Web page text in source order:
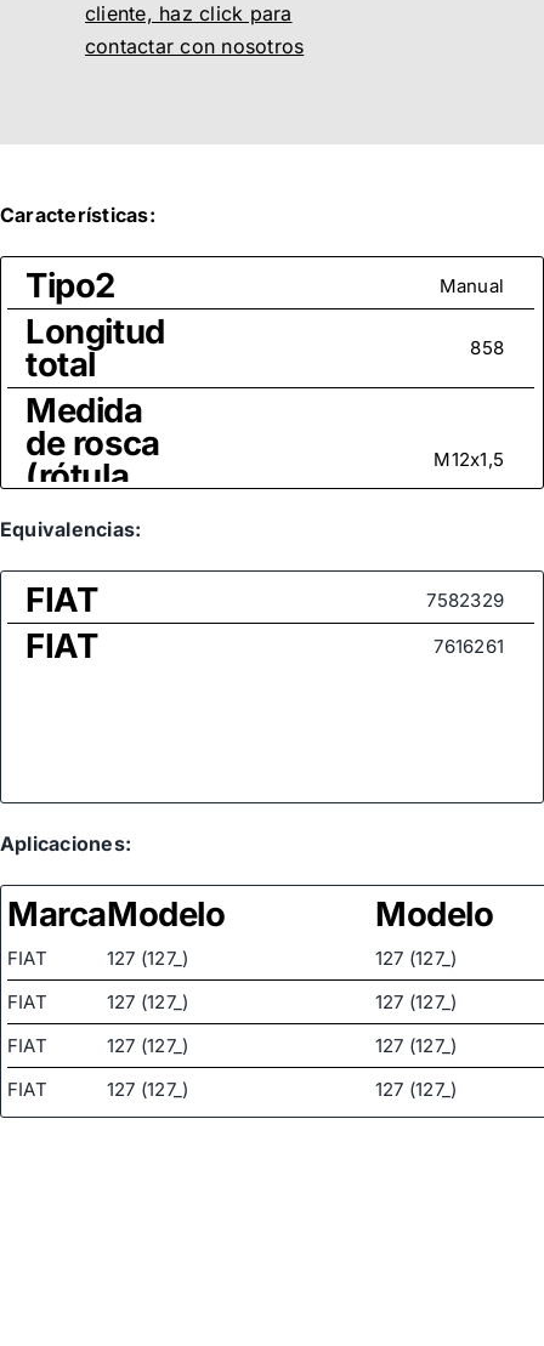
cliente, haz click para
contactar con nosotros
Características:
Tipo2 Manual
Longitud
total 858
Medida
de rosca
(rótula M12x1,5
Equivalencias:
FIAT 7582329
FIAT 7616261
Aplicaciones:
MarcaModelo Modelo
FIAT 127 (127_)
127 (127_)
FIAT
127 (127_)
127 (127_)
FIAT
127 (127_)
127 (127_)
FIAT
127 (127_)
127 (127_)